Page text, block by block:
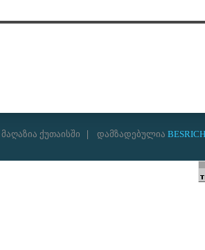
ქუთაისში დამზადებულია